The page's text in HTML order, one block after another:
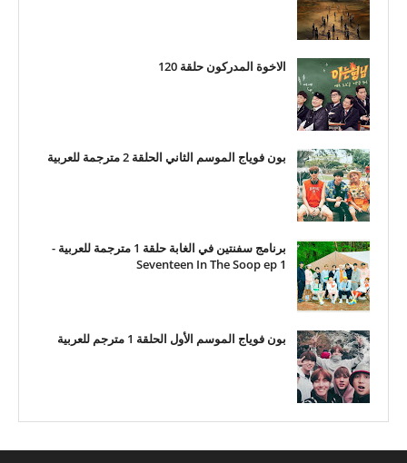
الاخوة المدركون حلقة 120
بون فوياج الموسم الثاني الحلقة 2 مترجمة للعربية
برنامج سفنتين في الغابة حلقة 1 مترجمة للعربية -
Seventeen In The Soop ep 1
بون فوياج الموسم الأول الحلقة 1 مترجم للعربية